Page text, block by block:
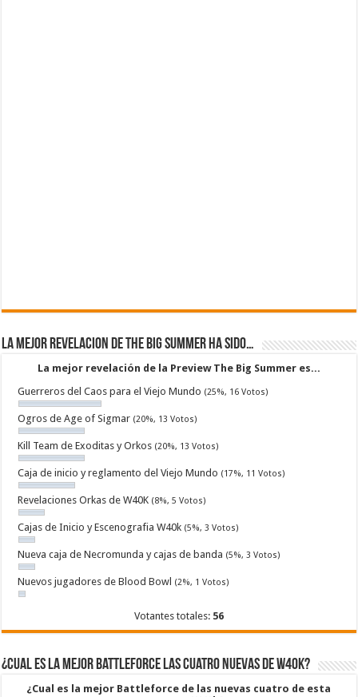
La mejor revelacion de The Big Summer ha sido…
La mejor revelación de la Preview The Big Summer es...
Guerreros del Caos para el Viejo Mundo (25%, 16 Votos)
Ogros de Age of Sigmar (20%, 13 Votos)
Kill Team de Exoditas y Orkos (20%, 13 Votos)
Caja de inicio y reglamento del Viejo Mundo (17%, 11 Votos)
Revelaciones Orkas de W40K (8%, 5 Votos)
Cajas de Inicio y Escenografia W40k (5%, 3 Votos)
Nueva caja de Necromunda y cajas de banda (5%, 3 Votos)
Nuevos jugadores de Blood Bowl (2%, 1 Votos)
Votantes totales: 56
¿Cual es la mejor Battleforce las cuatro nuevas de W40k?
¿Cual es la mejor Battleforce de las nuevas cuatro de esta